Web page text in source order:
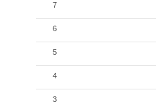
7
6
5
4
3